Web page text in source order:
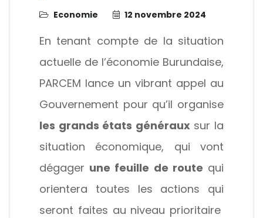
Economie 12 novembre 2024
En tenant compte de la situation
actuelle de l’économie Burundaise,
PARCEM lance un vibrant appel au
Gouvernement pour qu’il organise
les grands états générauxsur la
situation économique, qui vont
dégager une feuille de route qui
orientera toutes les actions qui
seront faites au niveau prioritaire